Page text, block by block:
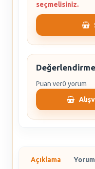
seçmelisiniz.
Puan ver0 yorum
Açıklama